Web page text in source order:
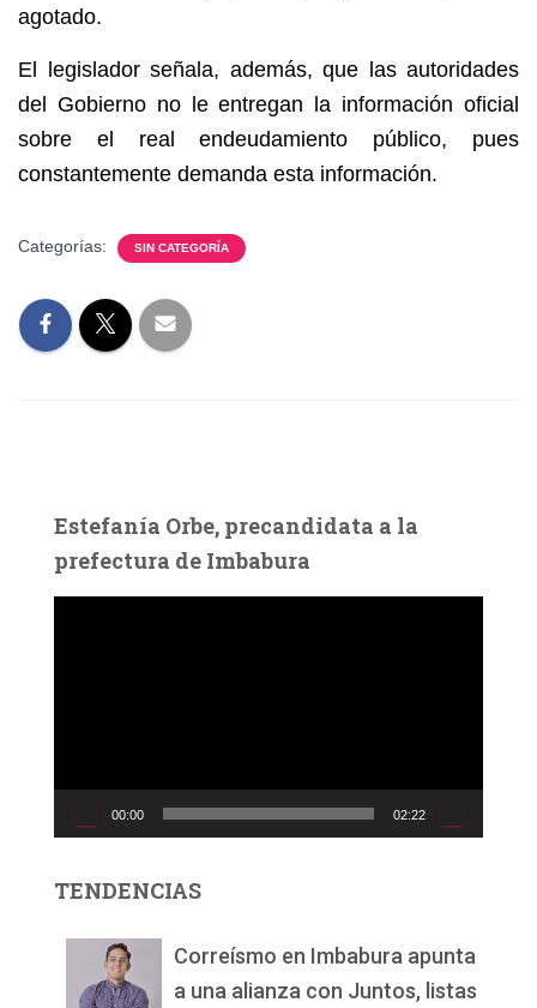
agotado.
El legislador señala, además, que las autoridades
del Gobierno no le entregan la información oficial
sobre el real endeudamiento público, pues
constantemente demanda esta información.
Categorías: SIN CATEGORÍA
Estefanía Orbe, precandidata a la
prefectura de Imbabura
c
d
00:00 02:22
TENDENCIAS
Correísmo en Imbabura apunta
a una alianza con Juntos, listas